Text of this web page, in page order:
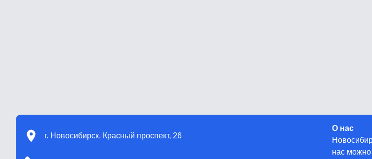
г. Новосибирск, Красный проспект, 26
О нас
нас можно